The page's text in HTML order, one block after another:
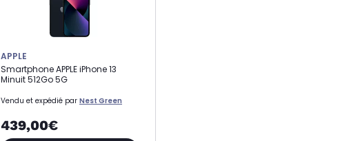
APPLE
Smartphone APPLE iPhone 13
Minuit 512Go 5G
Vendu et expédié par Nest Green
439,00€